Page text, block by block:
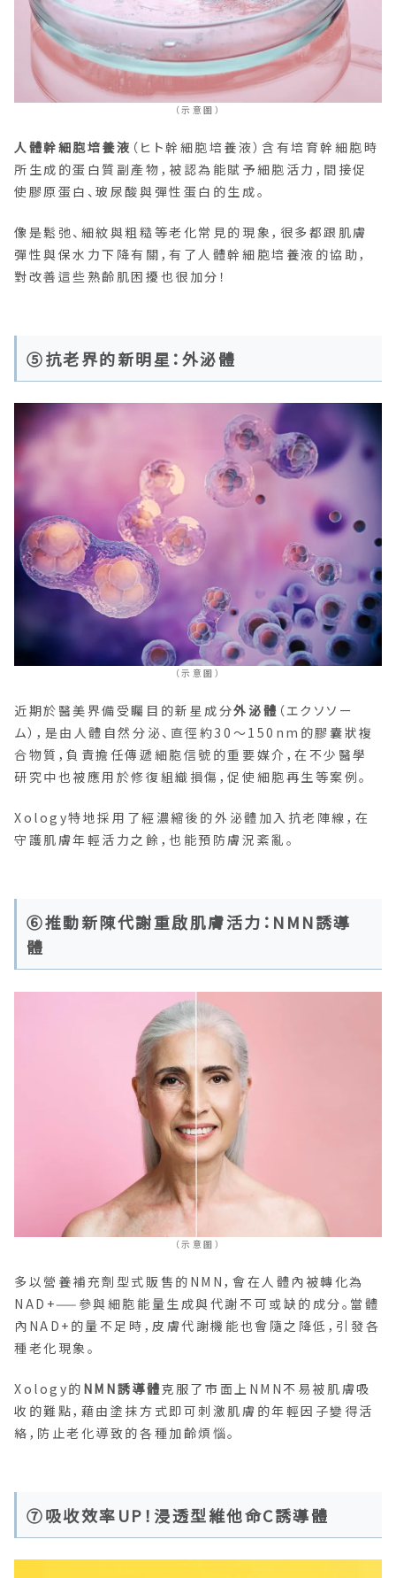
（示意圖）
人體幹細胞培養液 （ヒト幹細胞培養液）含有培育幹細胞時
所生成的蛋白質副產物，被認為能賦予細胞活力，間接促
使膠原蛋白、玻尿酸與彈性蛋白的生成。
像是鬆弛、細紋與粗糙等老化常見的現象，很多都跟肌膚
彈性與保水力下降有關，有了人體幹細胞培養液的協助，
對改善這些熟齡肌困擾也很加分！
⑤抗老界的新明星：外泌體
（示意圖）
近期於醫美界備受矚目的新星成分外泌體 （エクソソー
ム），是由人體自然分泌、直徑約30〜150nm的膠囊狀複
合物質，負責擔任傳遞細胞信號的重要媒介，在不少醫學
研究中也被應用於修復組織損傷，促使細胞再生等案例。
Xology特地採用了經濃縮後的外泌體加入抗老陣線，在
守護肌膚年輕活力之餘，也能預防膚況紊亂。
⑥推動新陳代謝重啟肌膚活力：NMN誘導
體
（示意圖）
多以營養補充劑型式販售的NMN，會在人體內被轉化為
NAD+——參與細胞能量生成與代謝不可或缺的成分。當體
內NAD+的量不足時，皮膚代謝機能也會隨之降低，引發各
種老化現象。
Xology的 NMN誘導體克服了市面上NMN不易被肌膚吸
收的難點，藉由塗抹方式即可刺激肌膚的年輕因子變得活
絡，防止老化導致的各種加齡煩惱。
⑦吸收效率UP！浸透型維他命C誘導體